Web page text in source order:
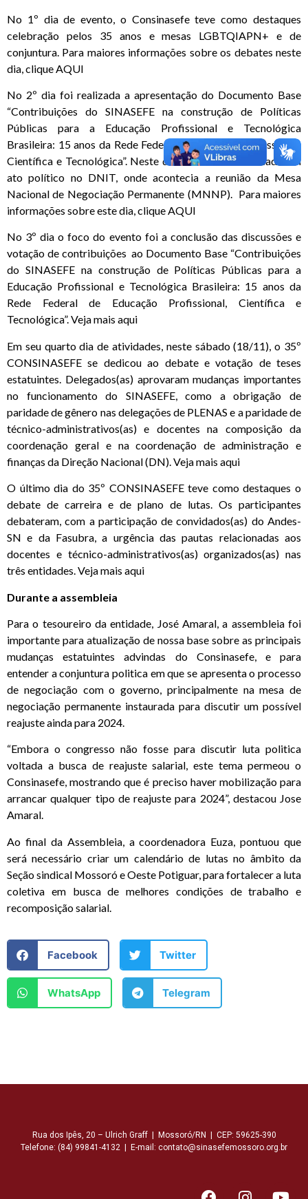
No 1º dia de evento, o Consinasefe teve como destaques
celebração pelos 35 anos e mesas LGBTQIAPN+ e de
conjuntura. Para maiores informações sobre os debates neste
dia, clique AQUI
No 2º dia foi realizada a apresentação do Documento Base
“Contribuições do SINASEFE na construção de Políticas
Públicas para a Educação Profissional e Tecnológica
Brasileira: 15 anos da Rede Federal de Educação Profissional,
Científica e Tecnológica”. Neste dia também foi realizado um
ato político no DNIT, onde acontecia a reunião da Mesa
Nacional de Negociação Permanente (MNNP). Para maiores
informações sobre este dia, clique AQUI
No 3º dia o foco do evento foi a conclusão das discussões e
votação de contribuiçõesao Documento Base “Contribuições
do SINASEFE na construção de Políticas Públicas para a
Educação Profissional e Tecnológica Brasileira: 15 anos da
Rede Federal de Educação Profissional, Científica e
Tecnológica”.Veja mais aqui
Em seu quarto dia de atividades, neste sábado (18/11), o 35º
CONSINASEFE se dedicou ao debate e votação de teses
estatuintes. Delegados(as) aprovaram mudanças importantes
no funcionamento do SINASEFE, como a obrigação de
paridade de gênero nas delegações de PLENAS e a paridade de
técnico-administrativos(as) e docentes na composição da
coordenação geral e na coordenação de administração e
finanças da Direção Nacional (DN). Veja mais aqui
O último dia do 35º CONSINASEFE teve como destaques o
debate de carreira e de plano de lutas. Os participantes
debateram, com a participação de convidados(as) do Andes-
SN e da Fasubra, a urgência das pautas relacionadas aos
docentes e técnico-administrativos(as) organizados(as) nas
três entidades.Veja mais aqui
Durante a assembleia
Para o tesoureiro da entidade, José Amaral, a assembleia foi
importante para atualização de nossa base sobre as principais
mudanças estatuintes advindas do Consinasefe, e para
entender a conjuntura politica em que se apresenta o processo
de negociação com o governo, principalmente na mesa de
negociação permanente instaurada para discutir um possível
reajuste ainda para 2024.
“Embora o congresso não fosse para discutir luta politica
voltada a busca de reajuste salarial, este tema permeou o
Consinasefe, mostrando que é preciso haver mobilização para
arrancar qualquer tipo de reajuste para 2024”, destacou Jose
Amaral.
Ao final da Assembleia, a coordenadora Euza, pontuou que
será necessário criar um calendário de lutas no âmbito da
Seção sindical Mossoró e Oeste Potiguar, para fortalecer a luta
coletiva em busca de melhores condições de trabalho e
recomposição salarial.
Facebook Twitter
WhatsApp Telegram
Rua dos Ipês, 20 – Ulrich Graff | Mossoró/RN | CEP: 59625-390
Telefone: (84) 99841-4132 | E-mail: contato@sinasefemossoro.org.br